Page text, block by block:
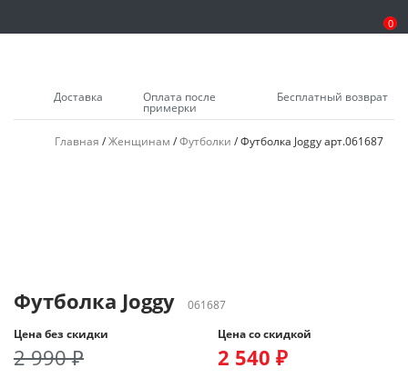
0
Доставка Оплата после
примерки
Бесплатный возврат
Главная /Женщинам /Футболки /Футболка Joggy арт.061687
Футболка Joggy
061687
Цена без скидки
2 990 ₽
Цена со скидкой
2 540 ₽